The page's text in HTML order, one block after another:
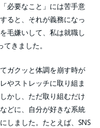
必要なこと」には苦手意
ると、それが義務になっ
毛嫌いして、私は就職し
きました。
ガクッと体調を崩す時が
やストレッチに取り組ま
かし、ただ取り組むだけ
どに、自分が好きな系統
しました。たとえば、SNS